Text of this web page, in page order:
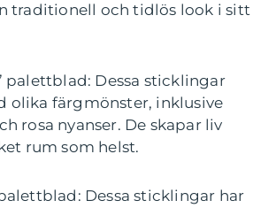
traditionell och tidlös look i sitt
palettblad: Dessa sticklingar
olika färgmönster, inklusive
rosa nyanser. De skapar liv
rum som helst.
palettblad: Dessa sticklingar har